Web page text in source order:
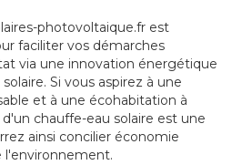
photovoltaique.fr est
faciliter vos démarches
via une innovation énergétique
Si vous aspirez à une
et à une écohabitation à
chauffe-eau solaire est une
ainsi concilier économie
l'environnement.